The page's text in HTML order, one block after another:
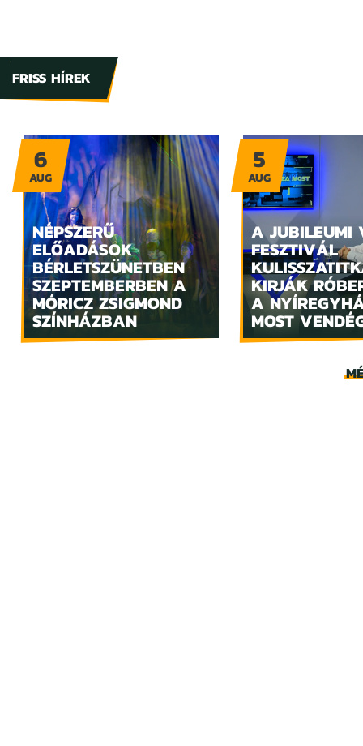
FRISS HÍREK
NÉPSZERŰ
ELŐADÁSOK
BÉRLETSZÜNETBEN
SZEPTEMBERBEN A
MÓRICZ ZSIGMOND
SZÍNHÁZBAN
6
AUG
A JUBILEUMI
FESZTIVÁL
KIRJÁK
A
MOST
5
AUG